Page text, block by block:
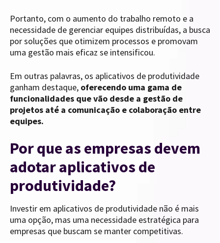
Portanto, com o aumento do trabalho remoto e a
necessidade de gerenciar equipes distribuídas, a busca
por soluções que otimizem processos e promovam
uma gestão mais eficaz se intensificou.
Em outras palavras, os aplicativos de produtividade
ganham destaque, oferecendo uma gama de
funcionalidades que vão desde a gestão de
projetos até a comunicação e colaboração entre
equipes.
Por que as empresas devem
adotar aplicativos de
produtividade?
Investir em aplicativos de produtividade não é mais
uma opção, mas uma necessidade estratégica para
empresas que buscam se manter competitivas.